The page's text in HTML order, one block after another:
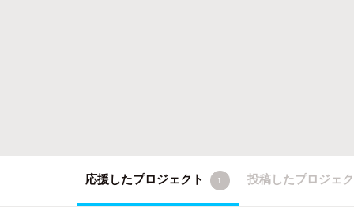
応援したプロジェクト 1 投稿したプロジェ